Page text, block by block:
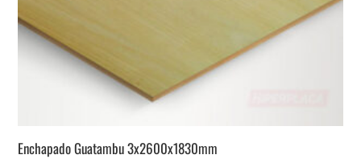
Enchapado Guatambu 3x2600x1830mm